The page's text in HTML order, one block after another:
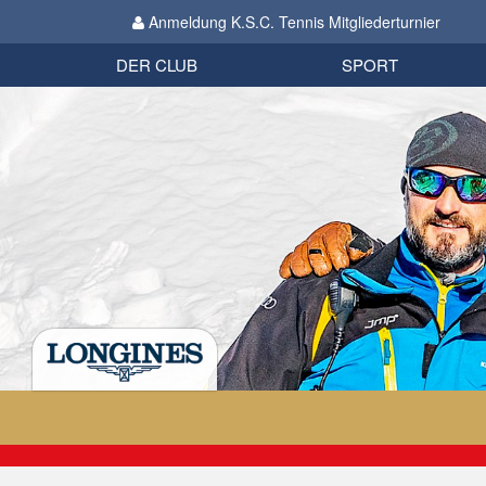
Anmeldung K.S.C. Tennis Mitgliederturnier
DER CLUB
Organisation
SPORT
Biathlon
Datenschutzverordnung 2018
Impressum